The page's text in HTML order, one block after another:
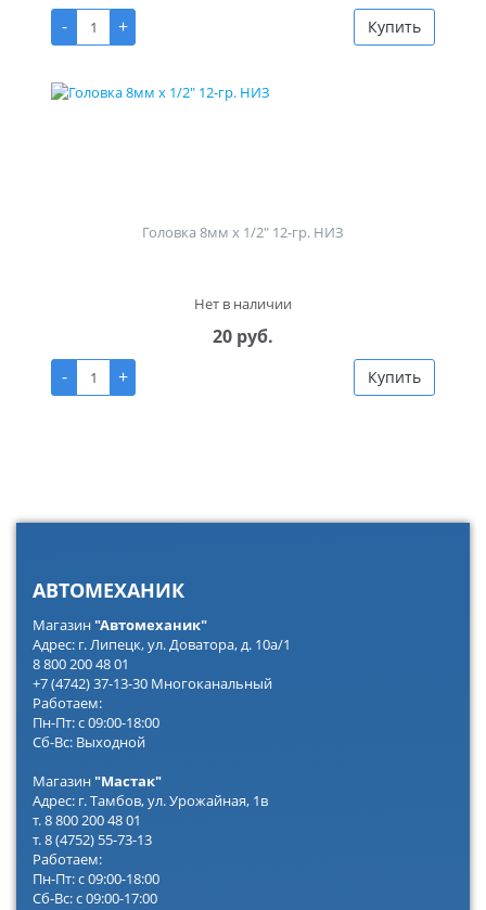
-
+ Купить
Головка 8мм х 1/2" 12-гр. НИЗ
Нет в наличии
20 руб.
-
+ Купить
АВТОМЕХАНИК
Магазин"Автомеханик"
Адрес: г. Липецк, ул. Доватора, д. 10а/1
8 800 200 48 01
+7 (4742) 37-13-30 Многоканальный
Работаем:
Пн-Пт: с 09:00-18:00
Сб-Вс: Выходной
Магазин"Мастак"
Адрес: г. Тамбов, ул. Урожайная, 1в
т. 8 800 200 48 01
т. 8 (4752) 55-73-13
Работаем:
Пн-Пт: с 09:00-18:00
Сб-Вс: с 09:00-17:00